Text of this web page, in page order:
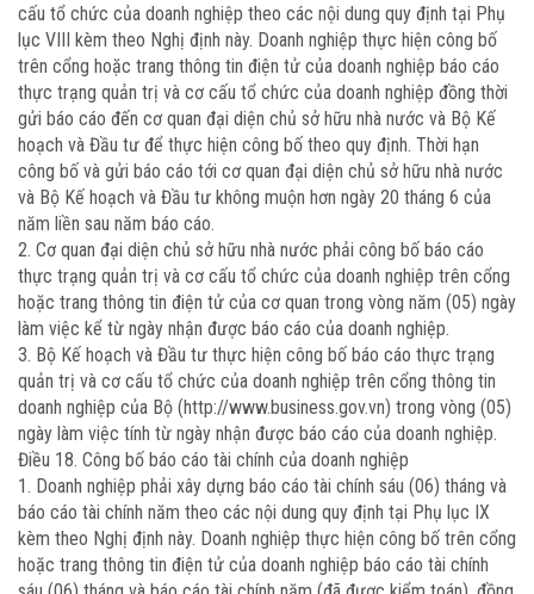
cấu tổ chức của doanh nghiệp theo các nội dung quy định tại Phụ
lục VIII kèm theo Nghị định này. Doanh nghiệp thực hiện công bố
trên cổng hoặc trang thông tin điện tử của doanh nghiệp báo cáo
thực trạng quản trị và cơ cấu tổ chức của doanh nghiệp đồng thời
gửi báo cáo đến cơ quan đại diện chủ sở hữu nhà nước và Bộ Kế
hoạch và Đầu tư để thực hiện công bố theo quy định. Thời hạn
công bố và gửi báo cáo tới cơ quan đại diện chủ sở hữu nhà nước
và Bộ Kế hoạch và Đầu tư không muộn hơn ngày 20 tháng 6 của
năm liền sau năm báo cáo.
2. Cơ quan đại diện chủ sở hữu nhà nước phải công bố báo cáo
thực trạng quản trị và cơ cấu tổ chức của doanh nghiệp trên cổng
hoặc trang thông tin điện tử của cơ quan trong vòng năm (05) ngày
làm việc kể từ ngày nhận được báo cáo của doanh nghiệp.
3. Bộ Kế hoạch và Đầu tư thực hiện công bố báo cáo thực trạng
quản trị và cơ cấu tổ chức của doanh nghiệp trên cổng thông tin
doanh nghiệp của Bộ (http://www.business.gov.vn) trong vòng (05)
ngày làm việc tính từ ngày nhận được báo cáo của doanh nghiệp.
Điều 18. Công bố báo cáo tài chính của doanh nghiệp
1. Doanh nghiệp phải xây dựng báo cáo tài chính sáu (06) tháng và
báo cáo tài chính năm theo các nội dung quy định tại Phụ lục IX
kèm theo Nghị định này. Doanh nghiệp thực hiện công bố trên cổng
hoặc trang thông tin điện tử của doanh nghiệp báo cáo tài chính